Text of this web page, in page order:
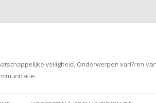
veiligheid. Onderwerpen vari?ren